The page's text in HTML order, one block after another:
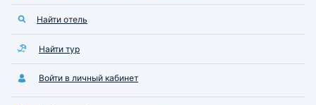
Выходные прошли
Найти отель
Найти тур
Войти в личный кабинет